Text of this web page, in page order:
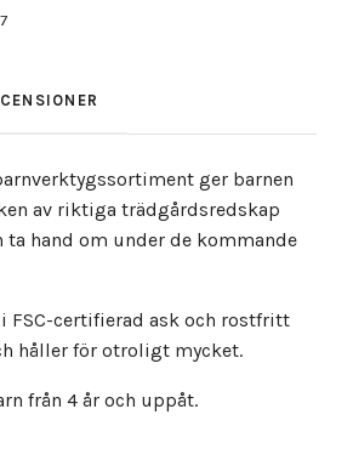
ger barnen
av riktiga trädgårdsredskap
ta hand om under de kommande
FSC-certifierad ask och rostfritt
håller för otroligt mycket.
från 4 år och uppåt.